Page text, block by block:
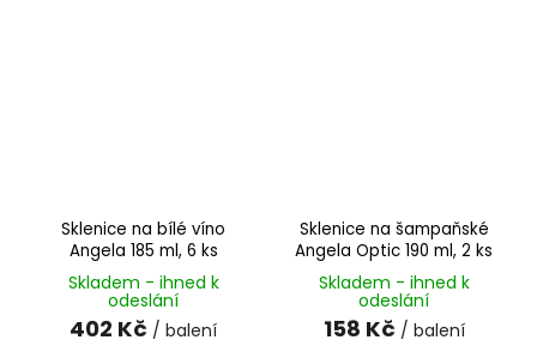
Sklenice na bílé víno
Angela 185 ml, 6 ks
Skladem - ihned k
odeslání
402 Kč / balení
Sklenice na šampaňské
Angela Optic 190 ml, 2 ks
Skladem - ihned k
odeslání
158 Kč / balení